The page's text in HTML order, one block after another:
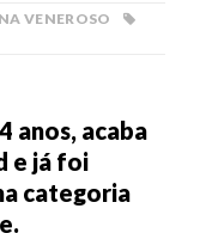
VENEROSO
anos, acaba
e já foi
categoria